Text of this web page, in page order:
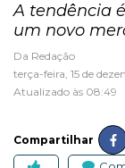
A tendência
um novo
Da Redação
terça-feira, 15 de
Atualizado às 08:49
Compartilhar